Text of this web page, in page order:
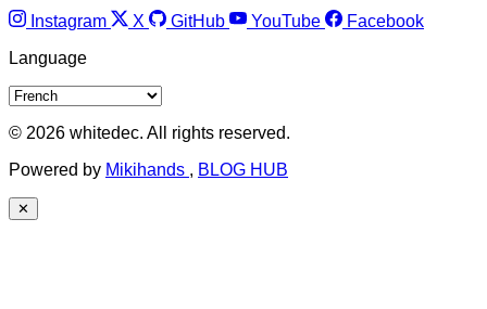
Instagram X GitHub YouTube
Facebook
Language
© 2026 whitedec. All rights reserved.
Powered by Mikihands , BLOG HUB
✕